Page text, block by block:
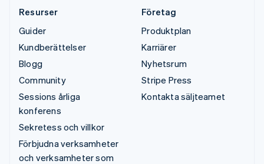
Resurser
Guider
Kundberättelser
Blogg
Community
Sessions årliga
konferens
Sekretess och villkor
Förbjudna verksamheter
och verksamheter som
Företag
Produktplan
Karriärer
Nyhetsrum
Stripe Press
Kontakta säljteamet